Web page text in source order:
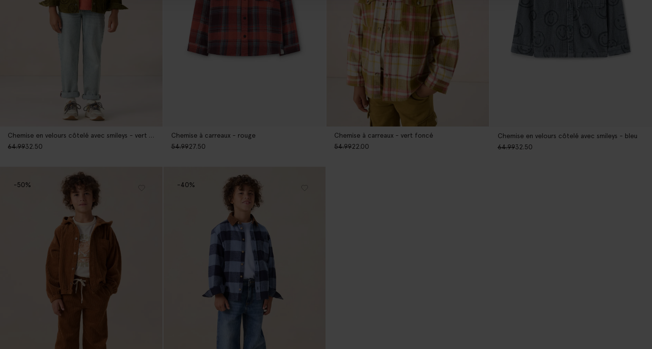
Chemise en velours côtelé avec smileys - vert foncé
64.9932.50
Chemise à carreaux - rouge
54.9927.50
Chemise à carreaux - vert foncé
54.9922.00
Chemise en velours côtelé avec smileys - bleu
64.9932.50
-50% -40%